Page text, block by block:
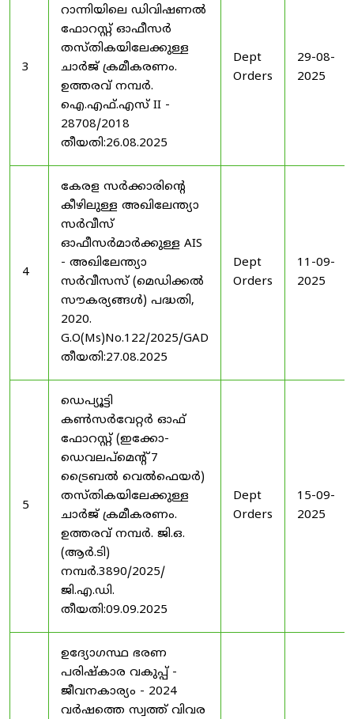
3
റാന്നിയിലെ ഡിവിഷണൽ
ഫോറസ്റ്റ് ഓഫീസർ
തസ്തികയിലേക്കുള്ള
ചാർജ് ക്രമീകരണം.
ഉത്തരവ് നമ്പർ.
ഐ.എഫ്.എസ് II -
28708/2018
തീയതി:26.08.2025
Dept
Orders
29-08-
2025
4
കേരള സർക്കാരിന്റെ
കീഴിലുള്ള അഖിലേന്ത്യാ
സർവീസ്
ഓഫീസർമാർക്കുള്ള AIS
- അഖിലേന്ത്യാ
സർവീസസ് (മെഡിക്കൽ
സൗകര്യങ്ങൾ) പദ്ധതി,
2020.
G.O(Ms)No.122/2025/GAD
തീയതി:27.08.2025
Dept
Orders
11-09-
2025
5
ഡെപ്യൂട്ടി
കൺസർവേറ്റർ ഓഫ്
ഫോറസ്റ്റ് (ഇക്കോ-
ഡെവലപ്മെന്റ് 7
ട്രൈബൽ വെൽഫെയർ)
തസ്തികയിലേക്കുള്ള
ചാർജ് ക്രമീകരണം.
ഉത്തരവ് നമ്പർ. ജി.ഒ.
(ആർ.ടി)
നമ്പർ.3890/2025/
ജി.എ.ഡി.
തീയതി:09.09.2025
Dept
Orders
15-09-
2025
ഉദ്യോഗസ്ഥ ഭരണ
പരിഷ്കാര വകുപ്പ് -
ജീവനകാര്യം - 2024
വർഷത്തെ സ്വത്ത് വിവര